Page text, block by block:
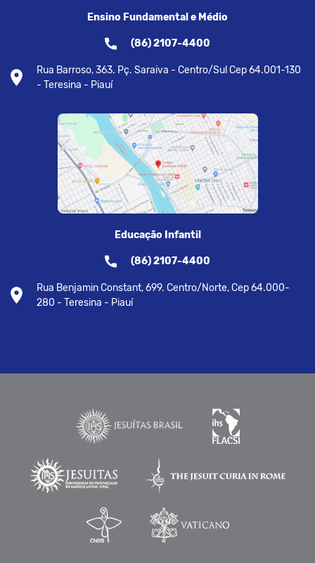
Ensino Fundamental e Médio
(86) 2107-4400
Rua Barroso, 363. Pç. Saraiva - Centro/Sul Cep 64.001-130
- Teresina - Piauí
Educação Infantil
(86) 2107-4400
Rua Benjamin Constant, 699. Centro/Norte, Cep 64.000-
280 - Teresina - Piauí